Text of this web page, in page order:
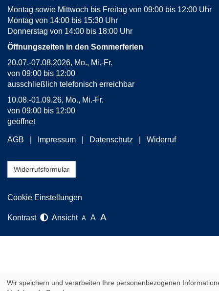
Montag sowie Mittwoch bis Freitag von 09:00 bis 12:00 Uhr
Montag von 14:00 bis 15:30 Uhr
Donnerstag von 14:00 bis 18:00 Uhr
Öffnungszeiten in den Sommerferien
20.07.-07.08.2026, Mo., Mi.-Fr.
von 09:00 bis 12:00
ausschließlich telefonisch erreichbar
10.08.-01.09.26, Mo., Mi.-Fr.
von 09:00 bis 12:00
geöffnet
AGB Impressum Datenschutz Widerruf
Widerrufsformular
Cookie Einstellungen
Kontrast Ansicht A A A
Wir speichern und verarbeiten Ihre personenbezogenen